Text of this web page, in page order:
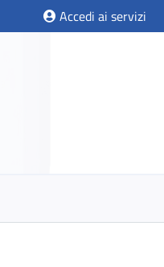
Accedi ai servizi